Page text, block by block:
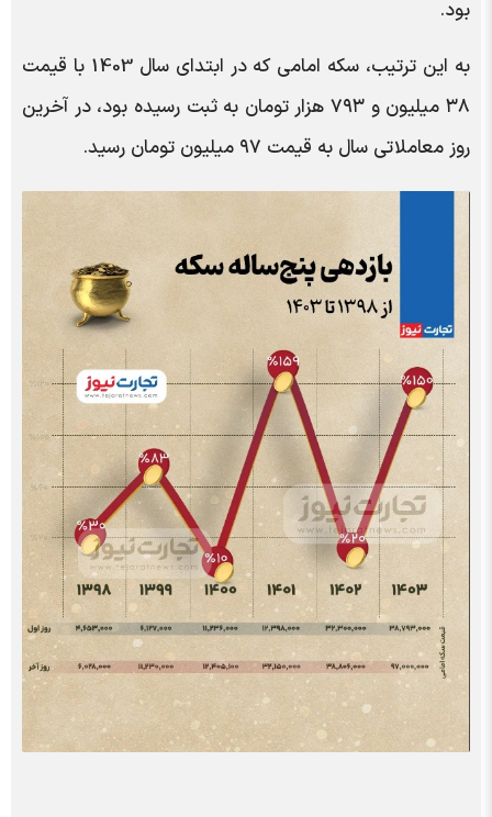
بود.
به این ترتیب، سکه امامی که در ابتدای سال 1403 با قیمت
۳۸ میلیون و ۷۹۳ هزار تومان به ثبت رسیده بود، در آخرین
روز معاملاتی سال به قیمت ۹۷ میلیون تومان رسید.